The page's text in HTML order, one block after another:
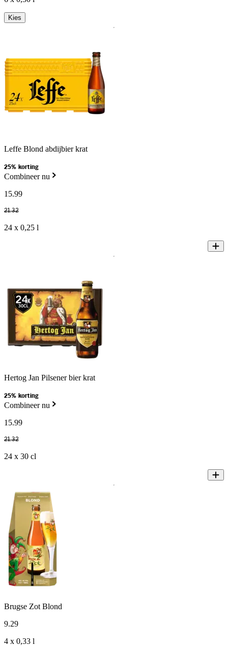
Kies
Leffe Blond abdijbier krat
25% korting
Combineer nu
15.99
21.32
24 x 0,25 l
Hertog Jan Pilsener bier krat
25% korting
Combineer nu
15.99
21.32
24 x 30 cl
Brugse Zot Blond
9.29
4 x 0,33 l